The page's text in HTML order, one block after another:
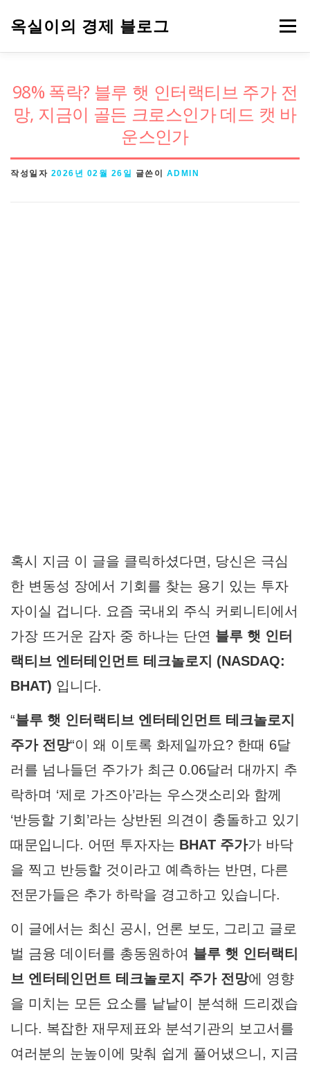
으
옥실이의 경제 블로그 메뉴
98% 폭락? 블루 햇 인터랙티브 주가 전
망, 지금이 골든 크로스인가 데드 캣 바
운스인가
작성일자 2026년 02월 26일 글쓴이 ADMIN
혹시 지금 이 글을 클릭하셨다면, 당신은 극심
한 변동성 장에서 기회를 찾는 용기 있는 투자
자이실 겁니다. 요즘 국내외 주식 커뢰니티에서
가장 뜨거운 감자 중 하나는 단연 블루 햇 인터
랙티브 엔터테인먼트 테크놀로지 (NASDAQ:
BHAT) 입니다.
“블루 햇 인터랙티브 엔터테인먼트 테크놀로지
주가 전망“이 왜 이토록 화제일까요? 한때 6달
러를 넘나들던 주가가 최근 0.06달러 대까지 추
락하며 ‘제로 가즈아’라는 우스갯소리와 함께
‘반등할 기회’라는 상반된 의견이 충돌하고 있기
때문입니다. 어떤 투자자는 BHAT 주가가 바닥
을 찍고 반등할 것이라고 예측하는 반면, 다른
전문가들은 추가 하락을 경고하고 있습니다.
이 글에서는 최신 공시, 언론 보도, 그리고 글로
벌 금융 데이터를 총동원하여 블루 햇 인터랙티
브 엔터테인먼트 테크놀로지 주가 전망에 영향
을 미치는 모든 요소를 낱낱이 분석해 드리겠습
니다. 복잡한 재무제표와 분석기관의 보고서를
여러분의 눈높이에 맞춰 쉽게 풀어냈으니, 지금